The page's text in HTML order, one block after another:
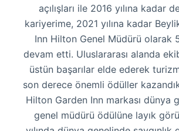
açılışları ile 2016 yılına kadar
kariyerime, 2021 yılına kadar
Inn Hilton Genel Müdürü olarak
devam etti. Uluslararası alanda
üstün başarılar elde ederek
son derece önemli ödüller
Hilton Garden Inn markası dünya
genel müdürü ödülüne layık